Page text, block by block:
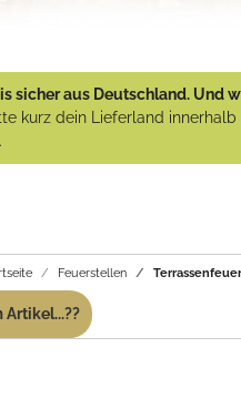
sicher aus Deutschland. Und
kurz dein Lieferland
Feuerstellen
Artikel...??